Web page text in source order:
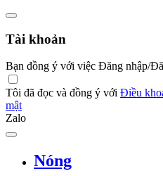
Tài khoản
Bạn đồng ý với việc Đăng nhập/
Tôi đã đọc và đồng ý với Điều
mật
Zalo
Nóng